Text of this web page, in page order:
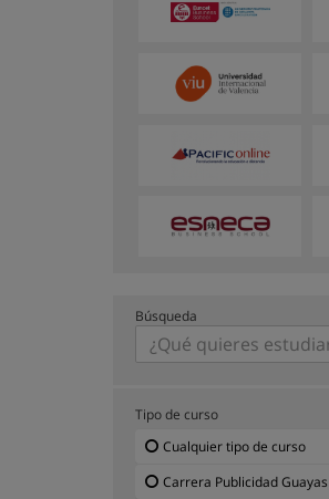
Búsqueda
Tipo de curso
Cualquier tipo de curso
Carrera Publicidad Guayas